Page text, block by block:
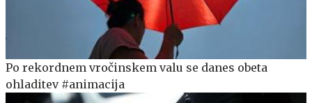
Po rekordnem vročinskem valu se danes obeta
ohladitev #animacija